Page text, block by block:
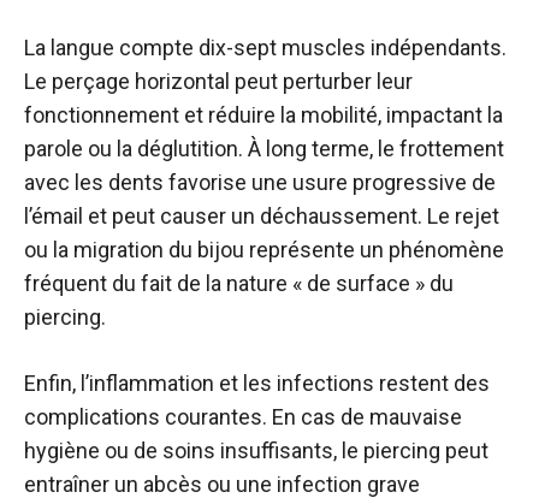
La langue compte dix-sept muscles indépendants.
Le perçage horizontal peut perturber leur
fonctionnement et réduire la mobilité, impactant la
parole ou la déglutition. À long terme, le frottement
avec les dents favorise une usure progressive de
l’émail et peut causer un déchaussement. Le rejet
ou la migration du bijou représente un phénomène
fréquent du fait de la nature « de surface » du
piercing.
Enfin, l’inflammation et les infections restent des
complications courantes. En cas de mauvaise
hygiène ou de soins insuffisants, le piercing peut
entraîner un abcès ou une infection grave